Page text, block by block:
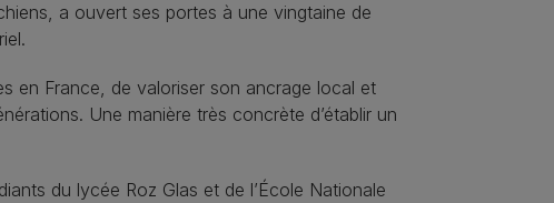
a ouvert ses portes à une vingtaine de
en France, de valoriser son ancrage local et
Une manière très concrète d’établir un
du lycée Roz Glas et de l’École Nationale